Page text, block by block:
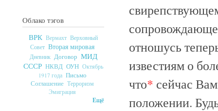
Облако тэгов
ВРК Вермахт Верховный
Совет Вторая мировая
Дневник Договор МИД
СССР НКВД ОУН Октябрь
1917 года Письмо
Соглашение Терроризм
Эмиграция
Ещё
отношусь
известиям о
что* сейчас
положении.